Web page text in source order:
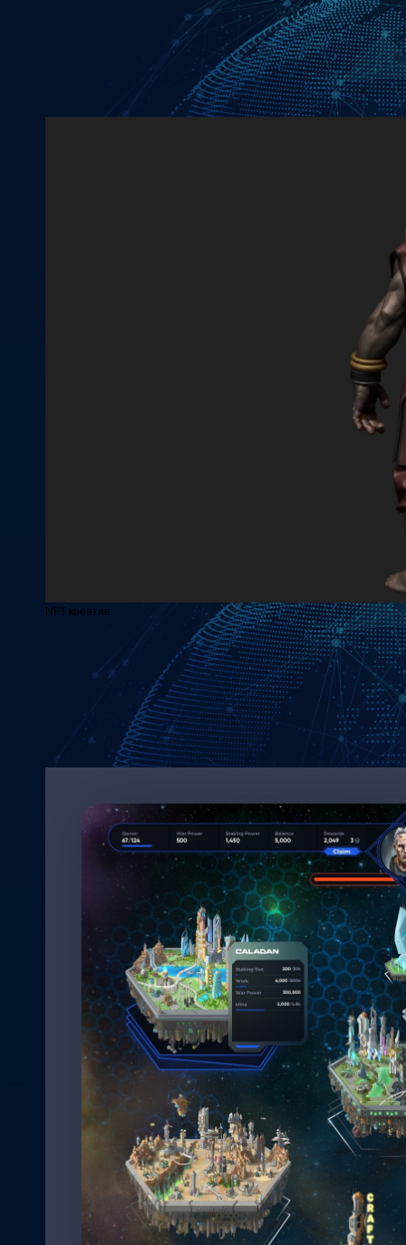
NFT креатив